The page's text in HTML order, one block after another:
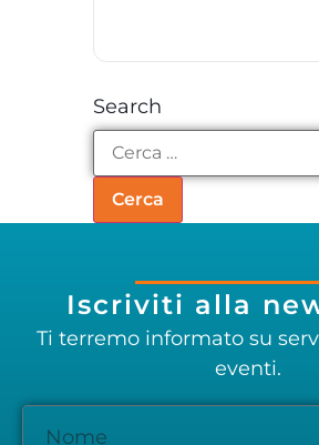
Search
Iscriviti alla
Ti terremo informato su
eventi.